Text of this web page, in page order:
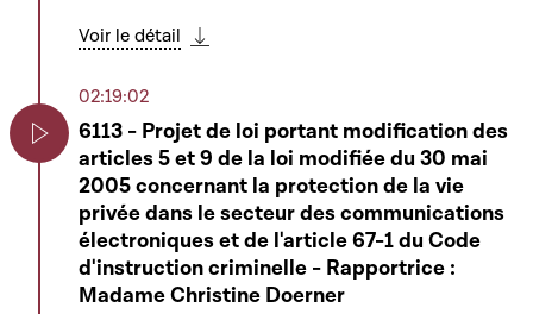
Voir le détail
02:19:02
6113 - Projet de loi portant modification des
articles 5 et 9 de la loi modifiée du 30 mai
2005 concernant la protection de la vie
privée dans le secteur des communications
électroniques et de l'article 67-1 du Code
d'instruction criminelle - Rapportrice :
Madame Christine Doerner